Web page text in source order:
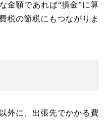
金額であれば“損金”に算
税の節税にもつながりま
外に、出張先でかかる費